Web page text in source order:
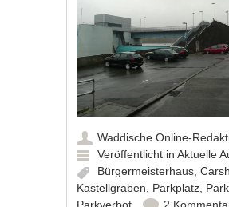
Waddische Online-
Veröffentlicht inAktuelle
Bürgermeisterhaus ,
Kastellgraben
Parkplatz
Parkverbot
2